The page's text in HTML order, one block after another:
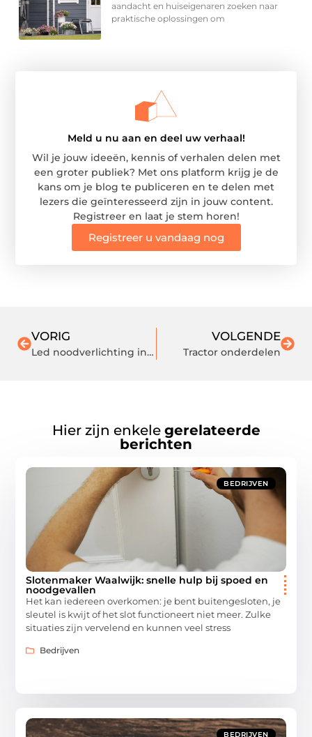
aandacht en huiseigenaren zoeken naar
praktische oplossingen om
Meld u nu aan en deel uw verhaal!
Wil je jouw ideeën, kennis of verhalen delen met
een groter publiek? Met ons platform krijg je de
kans om je blog te publiceren en te delen met
lezers die geïnteresseerd zijn in jouw content.
Registreer en laat je stem horen!
Registreer u vandaag nog
VORIG
Led noodverlichting installeren
VOLGENDE
Tractor onderdelen
Hier zijn enkele gerelateerde
berichten
BEDRIJVEN
Slotenmaker Waalwijk: snelle hulp bij spoed en
noodgevallen
Het kan iedereen overkomen: je bent buitengesloten, je
sleutel is kwijt of het slot functioneert niet meer. Zulke
situaties zijn vervelend en kunnen veel stress
Bedrijven
BEDRIJVEN